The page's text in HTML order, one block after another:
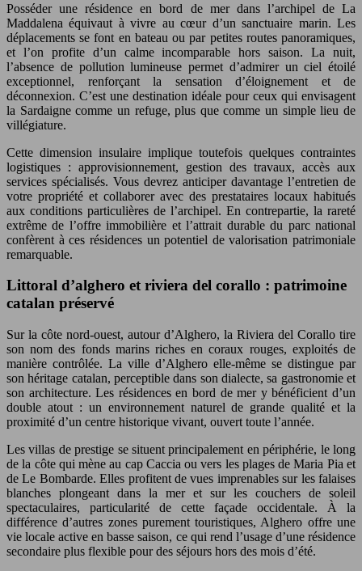
Posséder une résidence en bord de mer dans l’archipel de La
Maddalena équivaut à vivre au cœur d’un sanctuaire marin. Les
déplacements se font en bateau ou par petites routes panoramiques,
et l’on profite d’un calme incomparable hors saison. La nuit,
l’absence de pollution lumineuse permet d’admirer un ciel étoilé
exceptionnel, renforçant la sensation d’éloignement et de
déconnexion. C’est une destination idéale pour ceux qui envisagent
la Sardaigne comme un refuge, plus que comme un simple lieu de
villégiature.
Cette dimension insulaire implique toutefois quelques contraintes
logistiques : approvisionnement, gestion des travaux, accès aux
services spécialisés. Vous devrez anticiper davantage l’entretien de
votre propriété et collaborer avec des prestataires locaux habitués
aux conditions particulières de l’archipel. En contrepartie, la rareté
extrême de l’offre immobilière et l’attrait durable du parc national
confèrent à ces résidences un potentiel de valorisation patrimoniale
remarquable.
Littoral d’alghero et riviera del corallo : patrimoine
catalan préservé
Sur la côte nord-ouest, autour d’Alghero, la Riviera del Corallo tire
son nom des fonds marins riches en coraux rouges, exploités de
manière contrôlée. La ville d’Alghero elle-même se distingue par
son héritage catalan, perceptible dans son dialecte, sa gastronomie et
son architecture. Les résidences en bord de mer y bénéficient d’un
double atout : un environnement naturel de grande qualité et la
proximité d’un centre historique vivant, ouvert toute l’année.
Les villas de prestige se situent principalement en périphérie, le long
de la côte qui mène au cap Caccia ou vers les plages de Maria Pia et
de Le Bombarde. Elles profitent de vues imprenables sur les falaises
blanches plongeant dans la mer et sur les couchers de soleil
spectaculaires, particularité de cette façade occidentale. À la
différence d’autres zones purement touristiques, Alghero offre une
vie locale active en basse saison, ce qui rend l’usage d’une résidence
secondaire plus flexible pour des séjours hors des mois d’été.